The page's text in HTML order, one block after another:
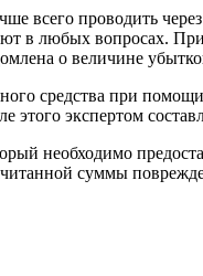
всего проводить
в любых вопросах.
о величине
средства при
этого экспертом
необходимо
суммы